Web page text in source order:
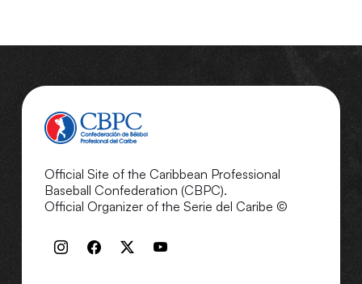
Official Site of the Caribbean Professional
Baseball Confederation (CBPC).
Official Organizer of the Serie del Caribe ©